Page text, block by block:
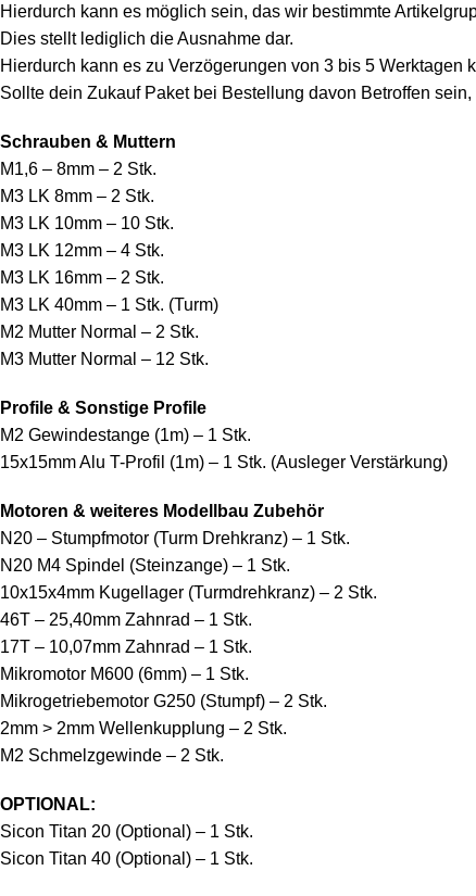
Hierdurch kann es möglich sein, das wir bestimmte
Dies stellt lediglich die Ausnahme dar.
Hierdurch kann es zu Verzögerungen von 3 bis 5 Werktagen
Sollte dein Zukauf Paket bei Bestellung davon Betroffen
Schrauben & Muttern
M1,6 – 8mm – 2 Stk.
M3 LK 8mm – 2 Stk.
M3 LK 10mm – 10 Stk.
M3 LK 12mm – 4 Stk.
M3 LK 16mm – 2 Stk.
M3 LK 40mm – 1 Stk. (Turm)
M2 Mutter Normal – 2 Stk.
M3 Mutter Normal – 12 Stk.
Profile & Sonstige Profile
M2 Gewindestange (1m) – 1 Stk.
15x15mm Alu T-Profil (1m) – 1 Stk. (Ausleger Verstärkung)
Motoren & weiteres Modellbau Zubehör
N20 – Stumpfmotor (Turm Drehkranz) – 1 Stk.
N20 M4 Spindel (Steinzange) – 1 Stk.
10x15x4mm Kugellager (Turmdrehkranz) – 2 Stk.
46T – 25,40mm Zahnrad – 1 Stk.
17T – 10,07mm Zahnrad – 1 Stk.
Mikromotor M600 (6mm) – 1 Stk.
Mikrogetriebemotor G250 (Stumpf) – 2 Stk.
2mm > 2mm Wellenkupplung – 2 Stk.
M2 Schmelzgewinde – 2 Stk.
OPTIONAL:
Sicon Titan 20 (Optional) – 1 Stk.
Sicon Titan 40 (Optional) – 1 Stk.